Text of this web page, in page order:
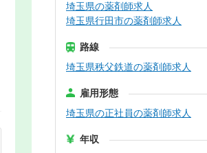
埼玉県の薬剤師求人
埼玉県行田市の薬剤師求人
路線
埼玉県秩父鉄道の薬剤師求人
雇用形態
埼玉県の正社員の薬剤師求人
年収